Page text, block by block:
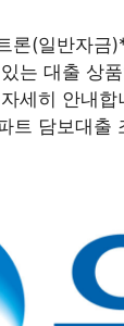
론(일반자금
는 대출 상
세히 안내
트 담보대출